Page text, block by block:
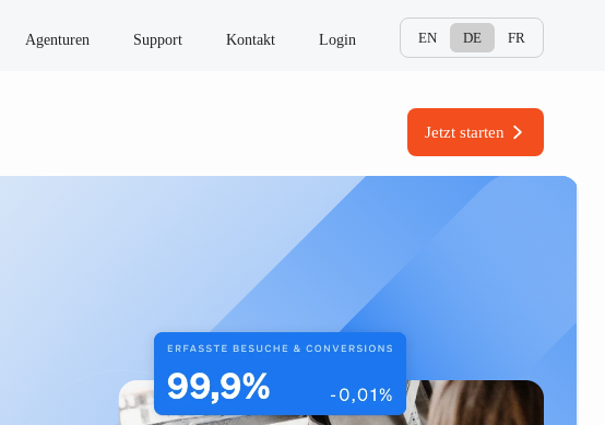
Jetzt starten
Agenturen Support Kontakt Login EN DE FR